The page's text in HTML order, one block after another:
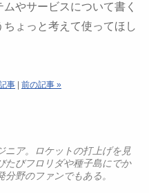
やサービスについて書く
ょっと考えて使ってほし
事 前の記事 »
ニア。ロケットの打上げを見
たびフロリダや種子島にでか
野のファンでもある。